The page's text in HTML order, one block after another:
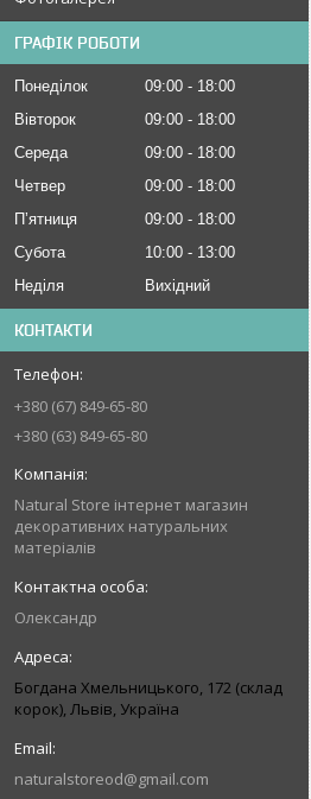
ГРАФІК РОБОТИ
Понеділок 09:00
18:00
Вівторок
09:00
18:00
Середа
09:00
18:00
Четвер
09:00
18:00
Пʼятниця
09:00
18:00
Субота
10:00
13:00
Неділя
Вихідний
КОНТАКТИ
+380 (67) 849-65-80
+380 (63) 849-65-80
Natural Store інтернет магазин
декоративних натуральних
матеріалів
Олександр
Богдана Хмельницького, 172 (склад
корок), Львів, Україна
naturalstoreod@gmail.com